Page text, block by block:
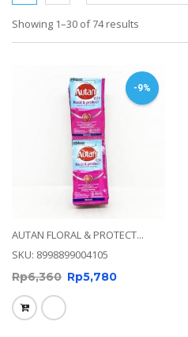
Showing 1–30 of 74 results
-9%
AUTAN FLORAL & PROTECT...
SKU: 8998899004105
Rp6,360 Rp5,780